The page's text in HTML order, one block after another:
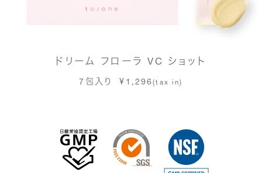
ドリーム フローラ VC ショット
7包入り ¥1,296(tax in)